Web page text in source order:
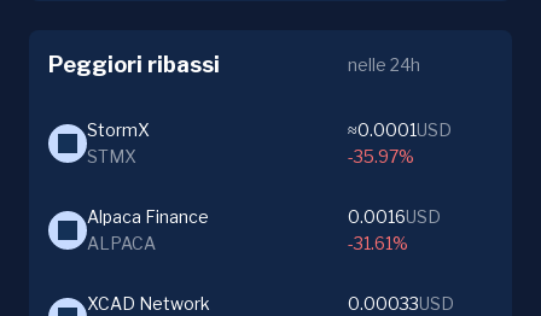
Peggiori ribassi nelle 24h
StormX
STMX
≈0.0001USD
-35.97%
Alpaca Finance
ALPACA
0.0016USD
-31.61%
XCAD Network
0.00033USD